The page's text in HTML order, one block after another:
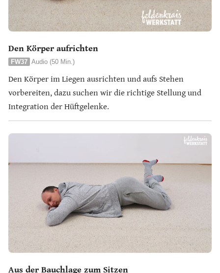
Den Körper aufrichten
FW37 Audio (50 Min.)
Den Körper im Liegen ausrichten und aufs Stehen
vorbereiten, dazu suchen wir die richtige Stellung und
Integration der Hüftgelenke.
Aus der Bauchlage zum Sitzen